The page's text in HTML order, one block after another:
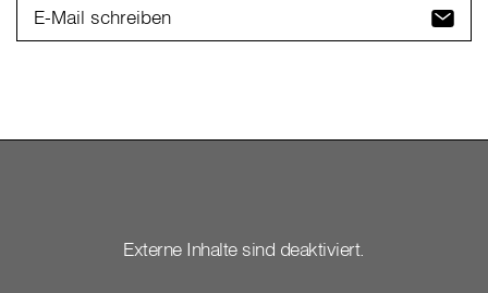
E-Mail schreiben
Externe Inhalte sind deaktiviert.